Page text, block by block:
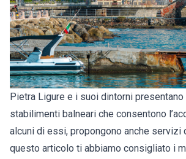
Pietra Ligure e i suoi dintorni
stabilimenti balneari che consentono
alcuni di essi, propongono anche servizi
questo articolo ti abbiamo consigliato i